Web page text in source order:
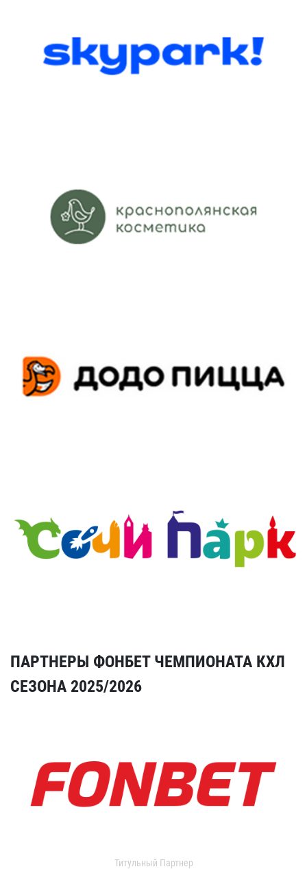
ПАРТНЕРЫ ФОНБЕТ ЧЕМПИОНАТА КХЛ
СЕЗОНА 2025/2026
Титульный Партнер